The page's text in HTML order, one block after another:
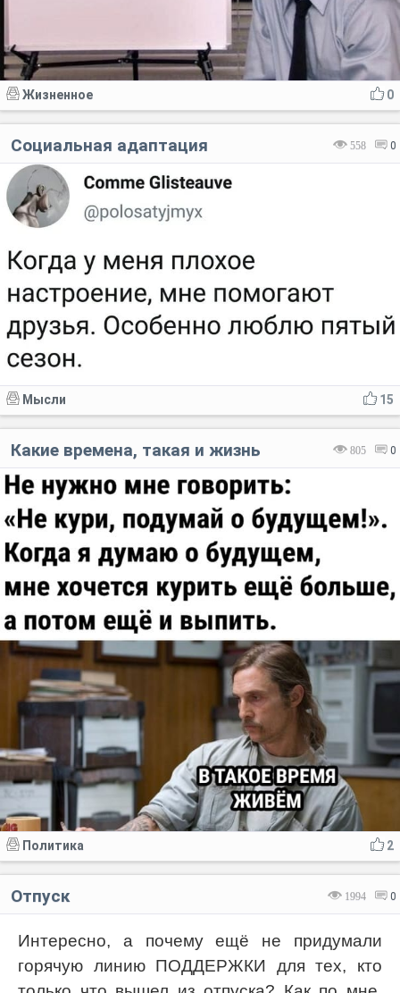
0
Жизненное
558 0
Социальная адаптация
15
Мысли
805 0
Какие времена, такая и жизнь
2
Политика
1994 0
Отпуск
Интересно, а почему ещё не придумали
горячую линию ПОДДЕРЖКИ для тех, кто